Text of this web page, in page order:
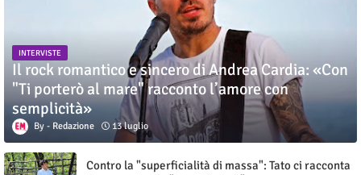
INTERVISTE
Il rock romantico e sincero di Andrea Cardia: «Con
"Ti porterò al mare" racconto l’amore con
semplicità»
Redazione 13 luglio
Contro la "superficialità di massa": Tato ci racconta